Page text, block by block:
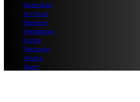
Kesehatan
Kriminal
Nasional
Pendidikan
Politik
Teknologi
Wisata
Sport